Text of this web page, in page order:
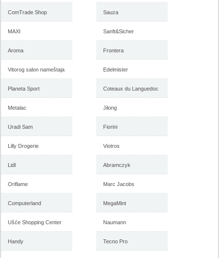
ComTrade Shop
MAXI
Aroma
Vitorog salon nameštaja
Planeta Sport
Metalac
Uradi Sam
Lilly Drogerie
Lidl
Oriflame
Computerland
Ušće Shopping Center
Handy
Sauza
Sanft&Sicher
Frontera
Edelmister
Coteaux du Languedoc
Jilong
Fiorini
Viotros
Abramczyk
Marc Jacobs
MegaMint
Naumann
Tecno Pro